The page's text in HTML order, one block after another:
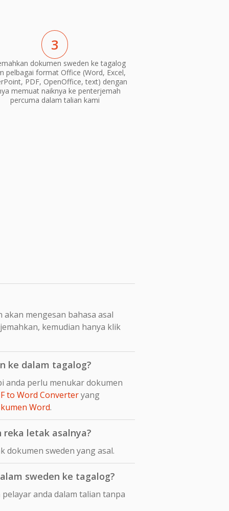
3
dokumen sweden ke tagalog
pelbagai format Office (Word, Excel,
PDF, OpenOffice, text) dengan
memuat naiknya ke penterjemah
percuma dalam talian kami
mengesan bahasa asal
kemudian hanya klik
ke dalam tagalog?
anda perlu menukar dokumen
to Word Converteryang
Word.
letak asalnya?
dokumen sweden yang asal.
sweden ke tagalog?
anda dalam talian tanpa